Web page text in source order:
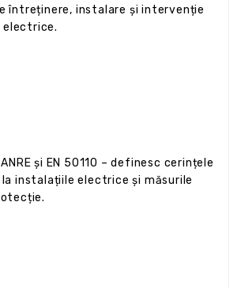
întreținere, instalare și intervenție
electrice.
și EN 50110 – definesc cerințele
instalațiile electrice și măsurile